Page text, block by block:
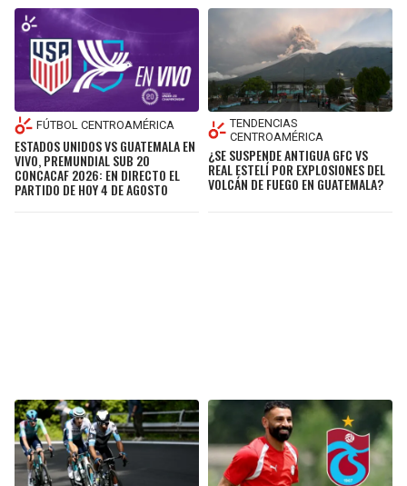
FÚTBOL CENTROAMÉRICA
ESTADOS UNIDOS VS GUATEMALA EN
VIVO, PREMUNDIAL SUB 20
CONCACAF 2026: EN DIRECTO EL
PARTIDO DE HOY 4 DE AGOSTO
TENDENCIAS
CENTROAMÉRICA
¿SE SUSPENDE ANTIGUA GFC VS
REAL ESTELÍ POR EXPLOSIONES DEL
VOLCÁN DE FUEGO EN GUATEMALA?